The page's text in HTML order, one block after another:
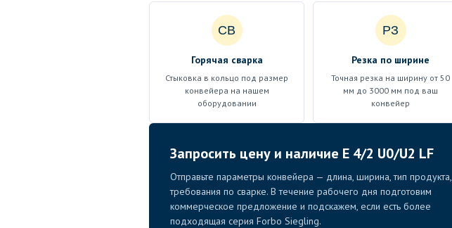
СВ
Горячая сварка
Стыковка в кольцо под размер
конвейера на нашем
оборудовании
РЗ
Резка по ширине
Точная резка на ширину от 50
мм до 3000 мм под ваш
конвейер
Запросить цену и наличие E 4/2 U0/U2 LF
Отправьте параметры конвейера — длина, ширина, тип продукта,
требования по сварке. В течение рабочего дня подготовим
коммерческое предложение и подскажем, если есть более
подходящая серия Forbo Siegling.